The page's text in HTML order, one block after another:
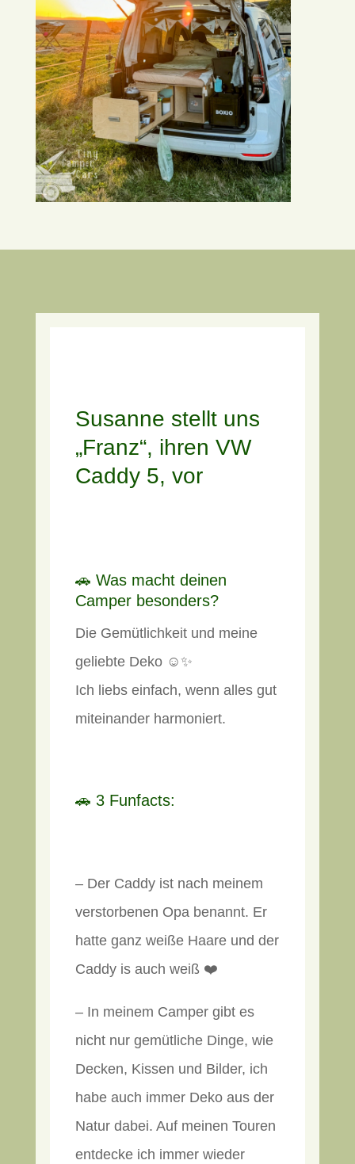
Susanne stellt uns
„Franz“, ihren VW
Caddy 5, vor
🚗 Was macht deinen
Camper besonders?
Die Gemütlichkeit und meine
geliebte Deko ☺️✨
Ich liebs einfach, wenn alles gut
miteinander harmoniert.
🚗 3 Funfacts:
– Der Caddy ist nach meinem
verstorbenen Opa benannt. Er
hatte ganz weiße Haare und der
Caddy is auch weiß ❤️
– In meinem Camper gibt es
nicht nur gemütliche Dinge, wie
Decken, Kissen und Bilder, ich
habe auch immer Deko aus der
Natur dabei. Auf meinen Touren
entdecke ich immer wieder